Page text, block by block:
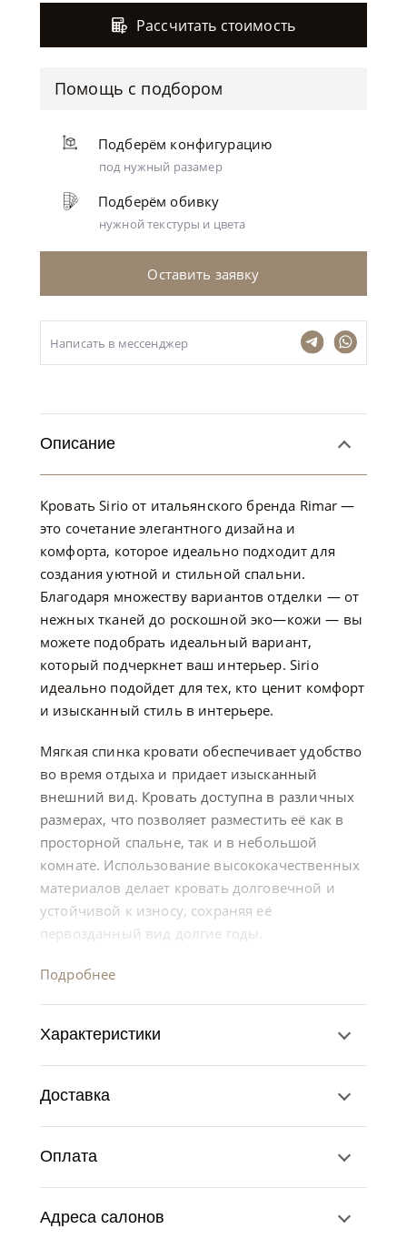
Рассчитать стоимость
Помощь с подбором
Подберём конфигурацию
под нужный разамер
Подберём обивку
нужной текстуры и цвета
Оставить заявку
Написать в мессенджер
Описание
Кровать Sirio от итальянского бренда Rimar —
это сочетание элегантного дизайна и
комфорта, которое идеально подходит для
создания уютной и стильной спальни.
Благодаря множеству вариантов отделки — от
нежных тканей до роскошной эко—кожи — вы
можете подобрать идеальный вариант,
который подчеркнет ваш интерьер. Sirio
идеально подойдет для тех, кто ценит комфорт
и изысканный стиль в интерьере.
Мягкая спинка кровати обеспечивает удобство
во время отдыха и придает изысканный
внешний вид. Кровать доступна в различных
размерах, что позволяет разместить её как в
просторной спальне, так и в небольшой
комнате. Использование высококачественных
материалов делает кровать долговечной и
устойчивой к износу, сохраняя её
первозданный вид долгие годы.
Подробнее
Характеристики
Доставка
Оплата
Адреса салонов